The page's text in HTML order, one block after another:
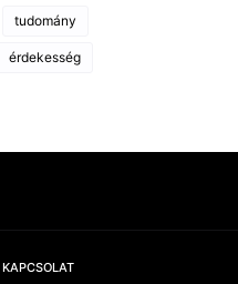
tudomány
érdekesség
KAPCSOLAT